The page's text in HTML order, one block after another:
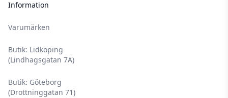
Information
Varumärken
Butik: Lidköping
(Lindhagsgatan 7A)
Butik: Göteborg
(Drottninggatan 71)